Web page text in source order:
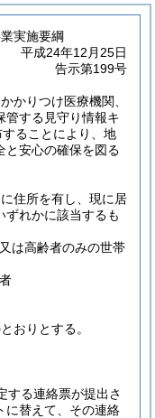
実施要綱
平成24年12月25日
告示第199号
かりつけ医療機関、
管する見守り情報キ
することにより、地
と安心の確保を図る
住所を有し、現に居
ずれかに該当するも
は高齢者のみの世帯
おりとする。
する連絡票が提出さ
に替えて、その連絡